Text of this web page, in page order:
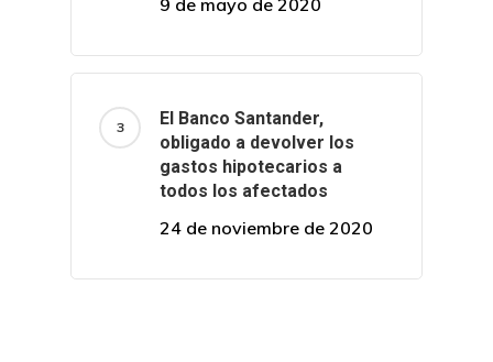
9 de mayo de 2020
El Banco Santander,
obligado a devolver los
gastos hipotecarios a
todos los afectados
24 de noviembre de 2020